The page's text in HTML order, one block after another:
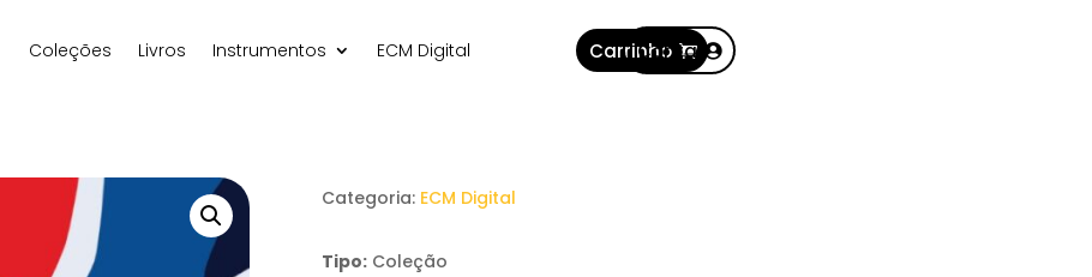
Coleções Livros Instrumentos ECM Digital Carrinho
Conta
Categoria: ECM Digital
Tipo: Coleção